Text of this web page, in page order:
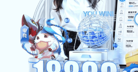
行业资讯 公司动态